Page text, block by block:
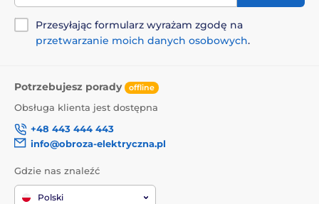
Przesyłając formularz wyrażam zgodę na
przetwarzanie moich danych osobowych.
Potrzebujesz porady offline
Obsługa klienta jest dostępna
+48 443 444 443
info@obroza-elektryczna.pl
Gdzie nas znaleźć
Polski